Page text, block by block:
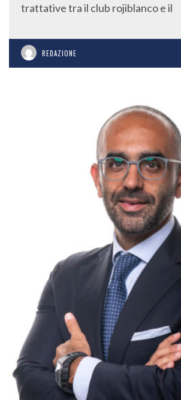
trattative tra il club rojiblanco e il
REDAZIONE